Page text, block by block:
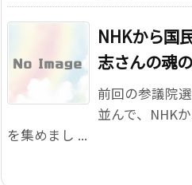
NHKから国
志さんの魂
前回の参議院
並んで、NHK
を集めまし ...